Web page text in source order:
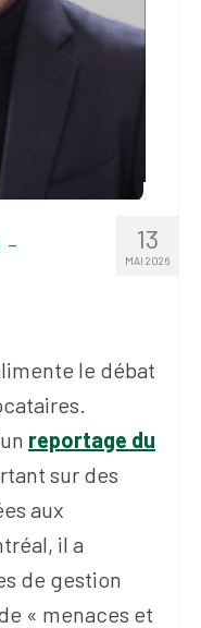
13
MAI 2026
le débat
reportage du
sur des
aux
il a
de gestion
« menaces et